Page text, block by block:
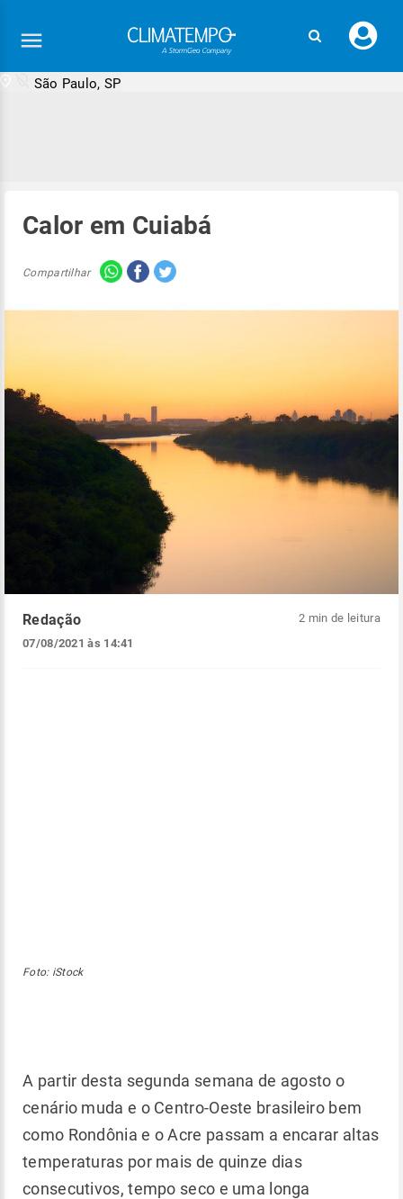
seu
São Paulo, SP
Calor em Cuiabá
Compartilhar
Redação
07/08/2021 às 14:41
2 min de leitura
Foto: iStock
A partir desta segunda semana de agosto o
cenário muda e o Centro-Oeste brasileiro bem
como Rondônia e o Acre passam a encarar altas
temperaturas por mais de quinze dias
consecutivos, tempo seco e uma longa